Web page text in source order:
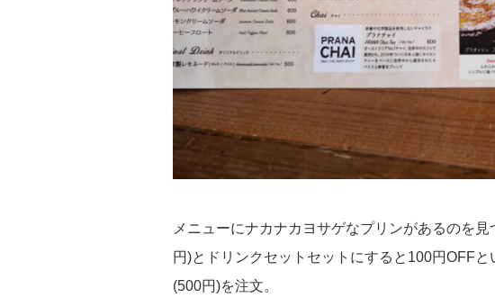
メニューにナカナカヨサゲなプリンがあるのを
円)とドリンクセットセットにすると100円OFF
(500円)を注文。